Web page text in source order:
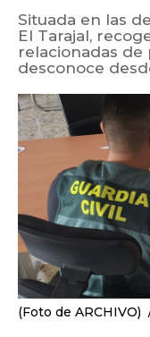
Situada en las
El Tarajal,
relacionadas de
desconoce
(Foto de ARCHIVO)